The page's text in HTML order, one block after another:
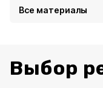
Все материалы
Выбор